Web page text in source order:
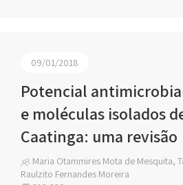
09/01/2018
Potencial
e moléculas isolados
Caatinga: uma revisão
Maria Otammires Mota de Mesquita,
Raulzito Fernandes Moreira